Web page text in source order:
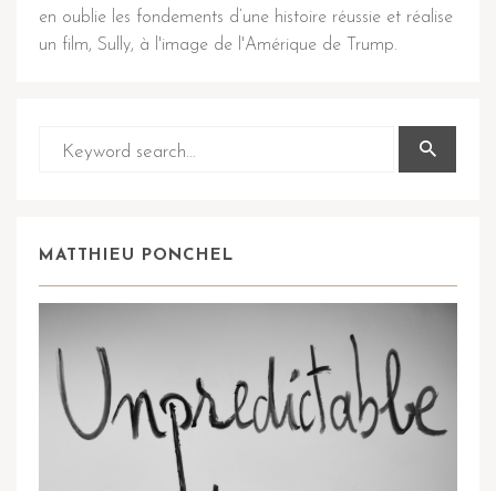
en oublie les fondements d’une histoire réussie et réalise
un film, Sully, à l'image de l'Amérique de Trump.
MATTHIEU PONCHEL